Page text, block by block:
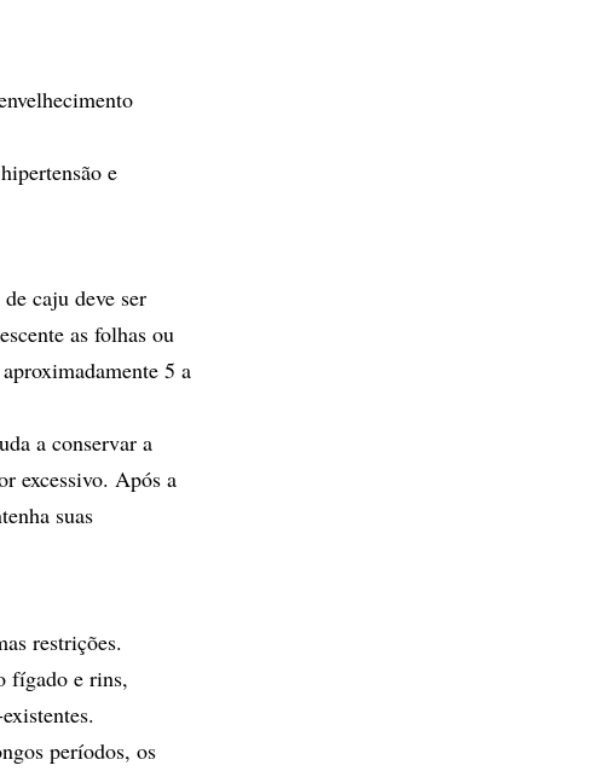
e
caju deve ser
as folhas ou
5 a
a conservar a
excessivo. Após a
suas
restrições.
fígado e rins,
períodos, os